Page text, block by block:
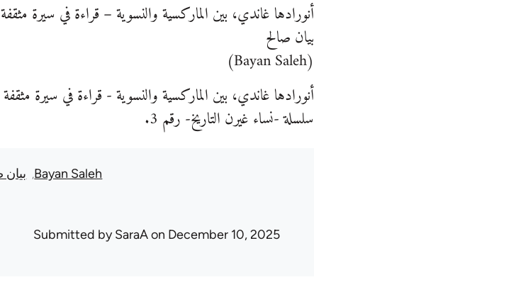
أنورادها غاندي، بين الماركسية والنسوية – قراءة في سيرة
بيان صالح
(Bayan Saleh)
أنورادها غاندي، بين الماركسية والنسوية - قراءة في سيرة
سلسلة -نساء غيرن التاريخ- رقم 3.
Bayan Saleh بيان
Submitted bySaraAon December 10, 2025